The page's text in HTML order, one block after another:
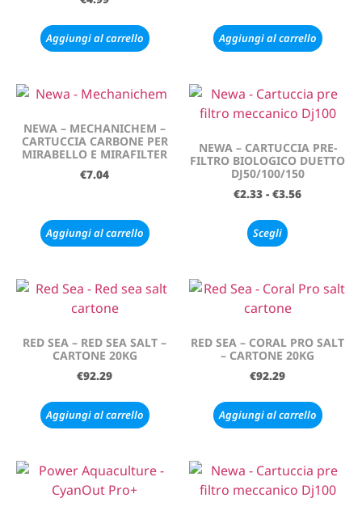
Aggiungi al carrello Aggiungi al carrello
NEWA – MECHANICHEM –
CARTUCCIA CARBONE PER
MIRABELLO E MIRAFILTER
€7.04
Aggiungi al carrello
NEWA – CARTUCCIA PRE-
FILTRO BIOLOGICO DUETTO
DJ50/100/150
€2.33 - €3.56
Scegli
RED SEA – RED SEA SALT –
CARTONE 20KG
€92.29
Aggiungi al carrello
RED SEA – CORAL PRO SALT
– CARTONE 20KG
€92.29
Aggiungi al carrello